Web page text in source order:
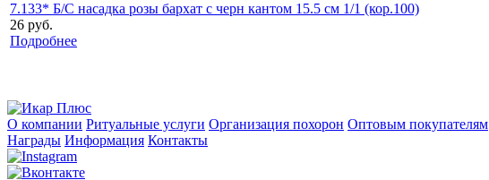
7.133* Б/С насадка розы бархат с черн кантом 15.5 см 1/1 (кор.100)
26 руб.
Подробнее
О компании Ритуальные услуги Организация похорон Оптовым покупателям
Награды Информация Контакты